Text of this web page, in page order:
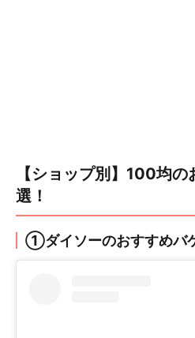
【ショップ別】100均
選！
①ダイソーのおすすめバ